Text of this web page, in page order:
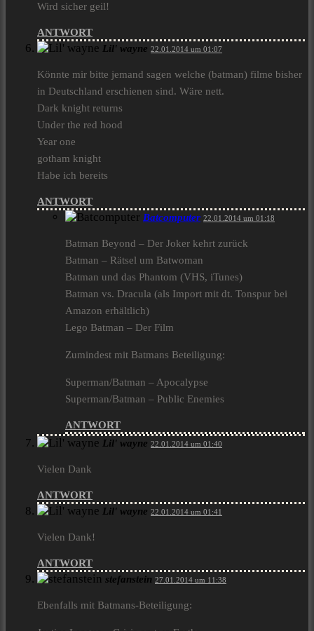
Wird sicher geil!
ANTWORT
Lil' wayne 22.01.2014 um 01:07
Könnte mir bitte jemand sagen welche (batman) filme bisher
in Deutschland erschienen sind. Wäre nett.
Dark knight returns
Under the red hood
Year one
gotham knight
Habe ich bereits
ANTWORT
Batcomputer 22.01.2014 um 01:18
Batman Beyond – Der Joker kehrt zurück
Batman – Rätsel um Batwoman
Batman und das Phantom (VHS, iTunes)
Batman vs. Dracula (als Import mit dt. Tonspur bei
Amazon erhältlich)
Lego Batman – Der Film
Zumindest mit Batmans Beteiligung:
Superman/Batman – Apocalypse
Superman/Batman – Public Enemies
ANTWORT
Lil' wayne 22.01.2014 um 01:40
Vielen Dank
ANTWORT
Lil' wayne 22.01.2014 um 01:41
Vielen Dank!
ANTWORT
stefanstein 27.01.2014 um 11:38
Ebenfalls mit Batmans-Beteiligung: